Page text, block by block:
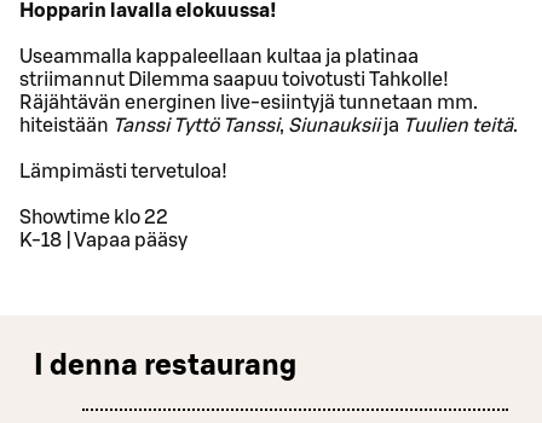
Hopparin lavalla elokuussa!
Useammalla kappaleellaan kultaa ja platinaa
striimannut Dilemma saapuu toivotusti Tahkolle!
Räjähtävän energinen live-esiintyjä tunnetaan mm.
hiteistään Tanssi Tyttö Tanssi, Siunauksiija Tuulien teitä.
Lämpimästi tervetuloa!
Showtime klo 22
K-18 | Vapaa pääsy
I denna restaurang